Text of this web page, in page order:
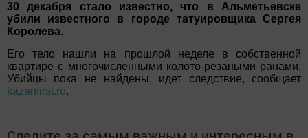
30 декабря стало известно, что в Альметьевске
убили известного в городе татуировщика Сергея
Королева.
Его тело нашли на прошлой неделе в собственной
квартире с многочисленными колото-резаными ранами.
Убийцы пока не найдены, идет следствие, сообщает
kazanfirst.ru.